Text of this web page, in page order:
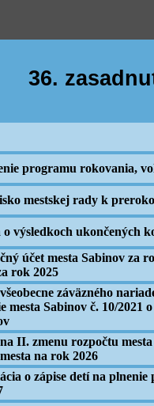
36.
programu rokovania,
mestskej rady k
o výsledkoch ukončených
účet mesta Sabinov za
rok 2025
záväzného
mesta Sabinov č. 10/2021
II. zmenu rozpočtu
na rok 2026
o zápise detí na